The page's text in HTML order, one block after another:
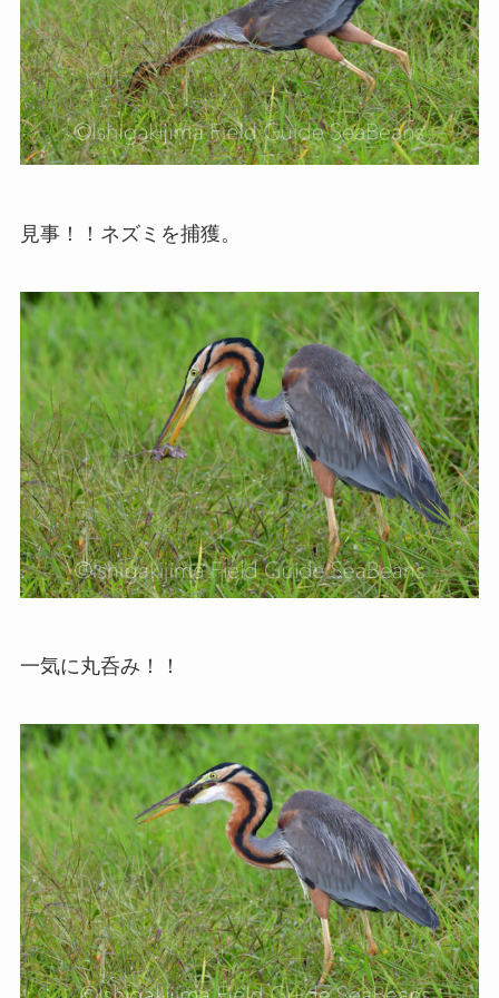
見事！！ネズミを捕獲。
一気に丸呑み！！